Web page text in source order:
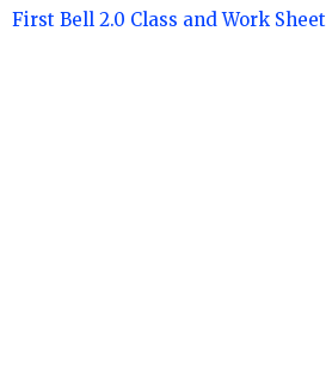
First Bell 2.0 Class and Work Sheet